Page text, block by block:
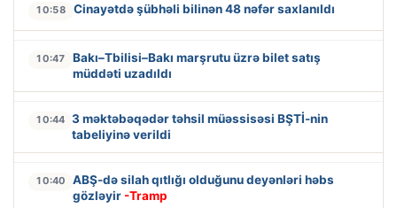
10:58 Cinayətdə şübhəli bilinən 48 nəfər saxlanıldı
10:47
Bakı–Tbilisi–Bakı marşrutu üzrə bilet satış
müddəti uzadıldı
10:44 3 məktəbəqədər təhsil müəssisəsi BŞTİ-nin
tabeliyinə verildi
10:40
ABŞ-də silah qıtlığı olduğunu deyənləri həbs
gözləyir -Tramp